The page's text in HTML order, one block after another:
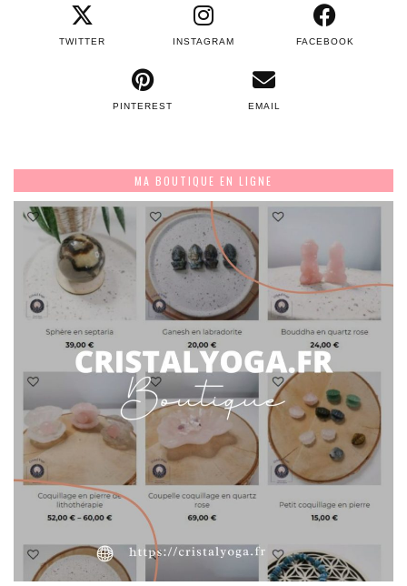
TWITTER INSTAGRAM FACEBOOK
PINTEREST EMAIL
MA BOUTIQUE EN LIGNE